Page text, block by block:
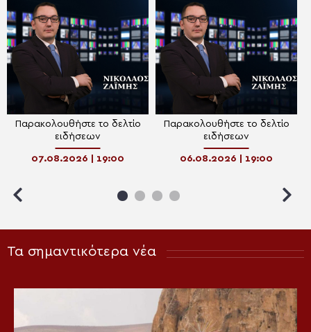
Παρακολουθήστε το δελτίο
ειδήσεων
07.08.2026 | 19:00
Παρακολουθήστε το δελτίο
ειδήσεων
06.08.2026 | 19:00
Τα σημαντικότερα νέα